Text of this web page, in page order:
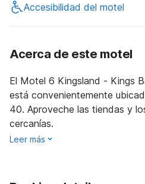
Accesibilidad del motel
Acerca de este motel
El Motel 6 Kingsland - Kings
está convenientemente
40. Aproveche las tiendas y
cercanías.
Leer más